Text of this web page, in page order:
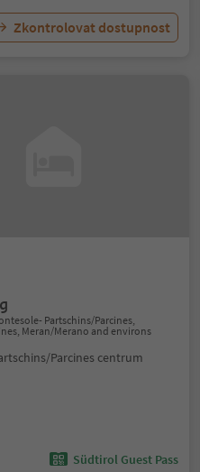
Zkontrolovat dostupnost
Partschins/Parcines,
Meran/Merano and environs
Parcines centrum
Südtirol Guest Pass